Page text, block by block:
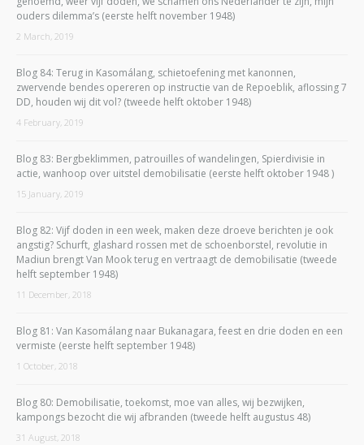
ouders dilemma’s (eerste helft november 1948)
2 March, 2019
Blog 84: Terug in Kasomálang, schietoefening met kanonnen,
zwervende bendes opereren op instructie van de Repoeblik, aflossing 7
DD, houden wij dit vol? (tweede helft oktober 1948)
4 February, 2019
Blog 83: Bergbeklimmen, patrouilles of wandelingen, Spierdivisie in
actie, wanhoop over uitstel demobilisatie (eerste helft oktober 1948 )
15 January, 2019
Blog 82: Vijf doden in een week, maken deze droeve berichten je ook
angstig? Schurft, glashard rossen met de schoenborstel, revolutie in
Madiun brengt Van Mook terug en vertraagt de demobilisatie (tweede
helft september 1948)
11 December, 2018
Blog 81: Van Kasomálang naar Bukanagara, feest en drie doden en een
vermiste (eerste helft september 1948)
1 October, 2018
Blog 80: Demobilisatie, toekomst, moe van alles, wij bezwijken,
kampongs bezocht die wij afbranden (tweede helft augustus 48)
31 August, 2018